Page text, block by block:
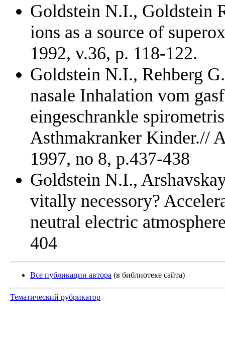
Goldstein N.I., Goldstein
ions as a source of
1992, v.36, p. 118-122.
Goldstein N.I., Rehberg
nasale Inhalation vom
eingeschrankle
Asthmakranker Kinder.//
1997, no 8, p.437-438
Goldstein N.I.,
vitally necessory?
neutral electric
404
Все публикации автора (в библиотеке сайта)
Тематический рубрикатор